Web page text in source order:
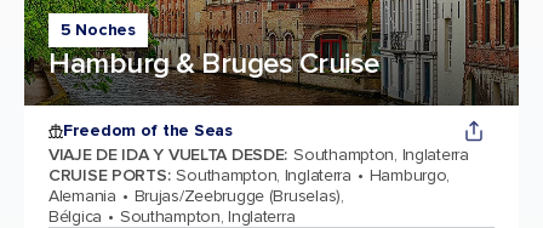
5 Noches
Hamburg & Bruges Cruise
Freedom of the Seas
VIAJE DE IDA Y VUELTA DESDE: Southampton, Inglaterra
CRUISE PORTS: Southampton, Inglaterra
Hamburgo,
Alemania
Brujas/Zeebrugge (Bruselas),
Bélgica
Southampton, Inglaterra